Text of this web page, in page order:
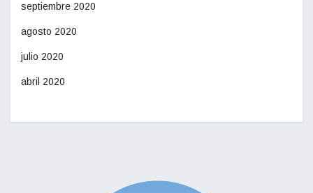
septiembre 2020
agosto 2020
julio 2020
abril 2020